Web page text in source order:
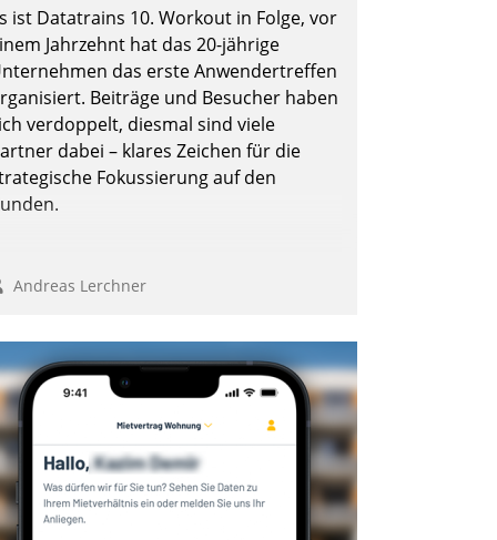
ist Datatrains 10. Workout in Folge, vor
Jahrzehnt hat das 20-jährige
das erste Anwendertreffen
Beiträge und Besucher haben
verdoppelt, diesmal sind viele
dabei – klares Zeichen für die
Fokussierung auf den
Andreas Lerchner